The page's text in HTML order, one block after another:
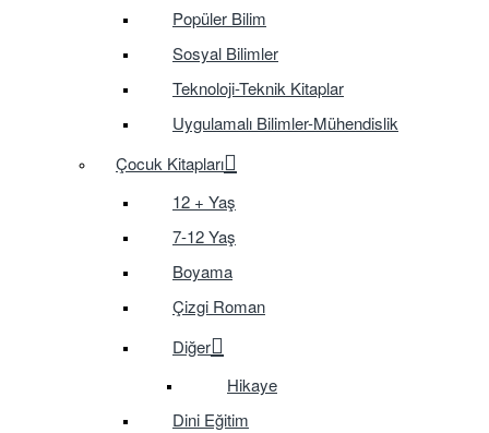
Popüler Bilim
Sosyal Bilimler
Teknoloji-Teknik Kitaplar
Uygulamalı Bilimler-Mühendislik
Çocuk Kitapları
12 + Yaş
7-12 Yaş
Boyama
Çizgi Roman
Diğer
Hikaye
Dini Eğitim